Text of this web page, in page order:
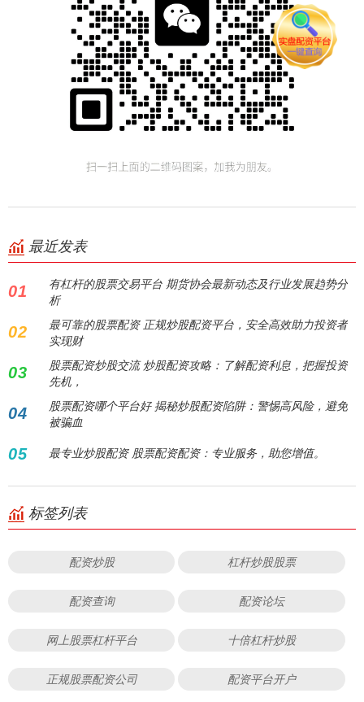
最近发表
01
有杠杆的股票交易平台 期货协会最新动态及行业发展趋势分
析
02
最可靠的股票配资 正规炒股配资平台，安全高效助力投资者
实现财
03
股票配资炒股交流 炒股配资攻略：了解配资利息，把握投资
先机，
04
股票配资哪个平台好 揭秘炒股配资陷阱：警惕高风险，避免
被骗血
05 最专业炒股配资 股票配资配资：专业服务，助您增值。
标签列表
配资炒股 杠杆炒股股票
配资查询 配资论坛
网上股票杠杆平台 十倍杠杆炒股
正规股票配资公司 配资平台开户